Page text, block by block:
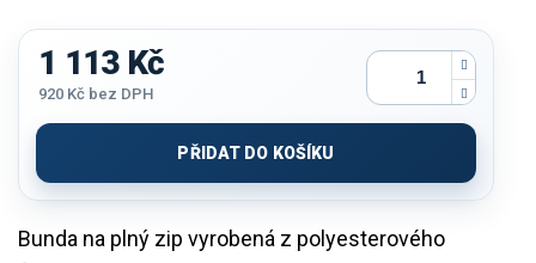
Bunda na plný zip vyrobená z polyesterového
1 113 Kč
920 Kč bez DPH
cena:
PŘIDAT DO KOŠÍKU